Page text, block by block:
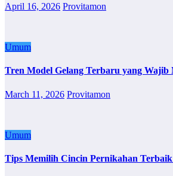
April 16, 2026 Provitamon
Umum
Tren Model Gelang Terbaru yang Wajib
March 11, 2026 Provitamon
Umum
Tips Memilih Cincin Pernikahan